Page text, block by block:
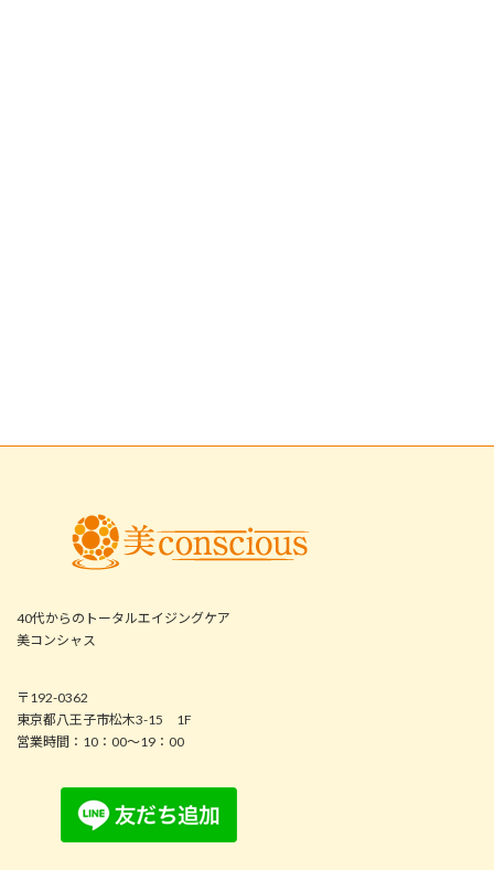
40代からのトータルエイジングケア
美コンシャス
〒192-0362
東京都八王子市松木3-15 1F
営業時間：10：00～19：00